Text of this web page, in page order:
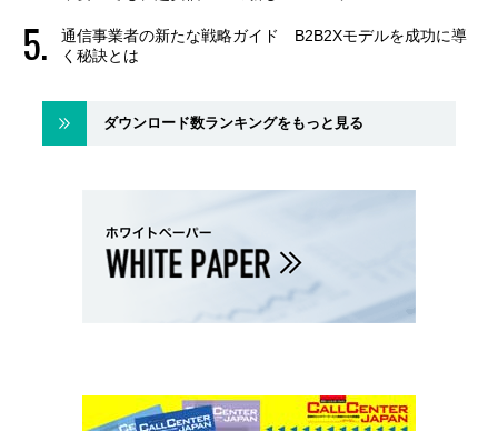
通信事業者の新たな戦略ガイド B2B2Xモデルを成功に導
く秘訣とは
ダウンロード数ランキングをもっと見る